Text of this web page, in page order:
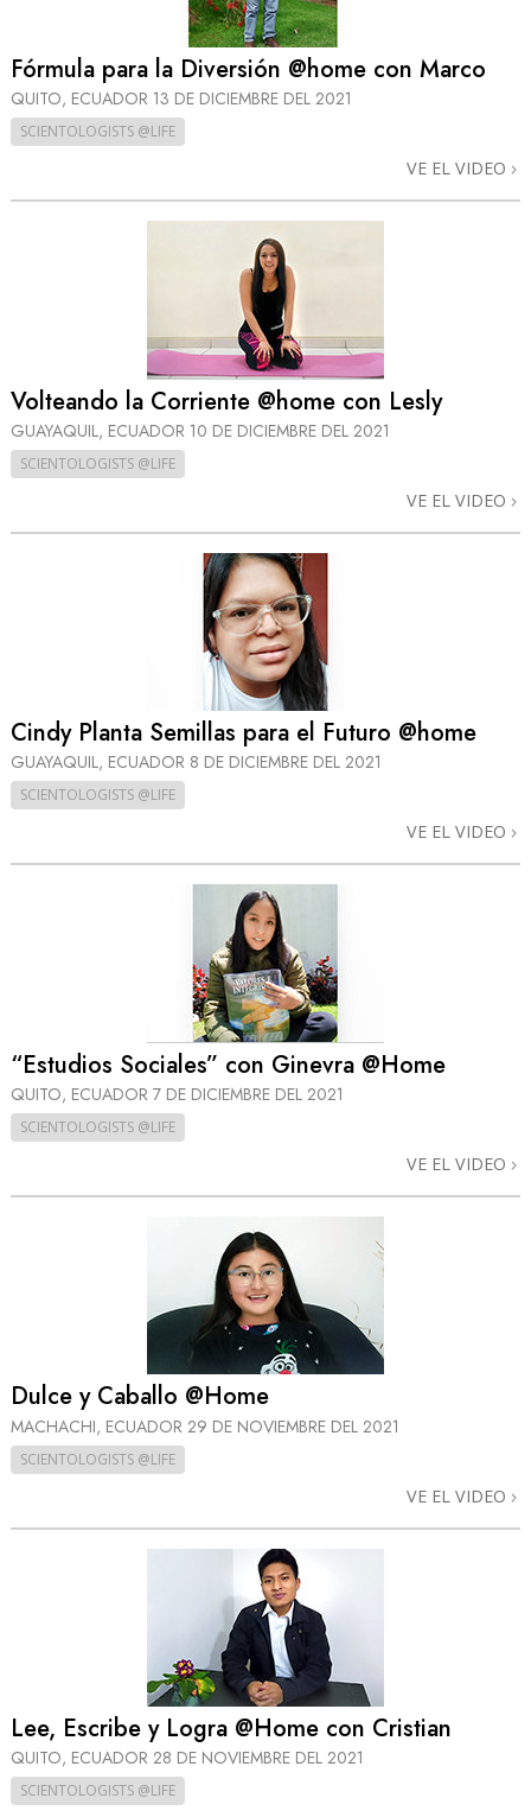
Fórmula para la Diversión @home con Marco
QUITO, ECUADOR 13 DE DICIEMBRE DEL 2021
SCIENTOLOGISTS @LIFE
VE EL VIDEO
Volteando la Corriente @home con Lesly
GUAYAQUIL, ECUADOR 10 DE DICIEMBRE DEL 2021
SCIENTOLOGISTS @LIFE
VE EL VIDEO
Cindy Planta Semillas para el Futuro @home
GUAYAQUIL, ECUADOR 8 DE DICIEMBRE DEL 2021
SCIENTOLOGISTS @LIFE
VE EL VIDEO
“Estudios Sociales” con Ginevra @Home
QUITO, ECUADOR 7 DE DICIEMBRE DEL 2021
SCIENTOLOGISTS @LIFE
VE EL VIDEO
Dulce y Caballo @Home
MACHACHI, ECUADOR 29 DE NOVIEMBRE DEL 2021
SCIENTOLOGISTS @LIFE
VE EL VIDEO
Lee, Escribe y Logra @Home con Cristian
QUITO, ECUADOR 28 DE NOVIEMBRE DEL 2021
SCIENTOLOGISTS @LIFE